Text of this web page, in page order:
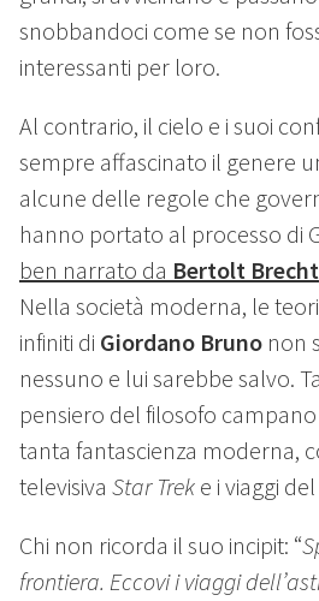
snobbandoci come se non
interessanti per loro.
Al contrario, il cielo e i suoi
sempre affascinato il genere
alcune delle regole che
hanno portato al processo di
ben narrato da Bertolt Brecht
Nella società moderna, le
infiniti di Giordano Bruno non
nessuno e lui sarebbe salvo.
pensiero del filosofo
tanta fantascienza moderna,
televisiva Star Trek e i viaggi
Chi non ricorda il suo incipit: “
frontiera. Eccovi i viaggi